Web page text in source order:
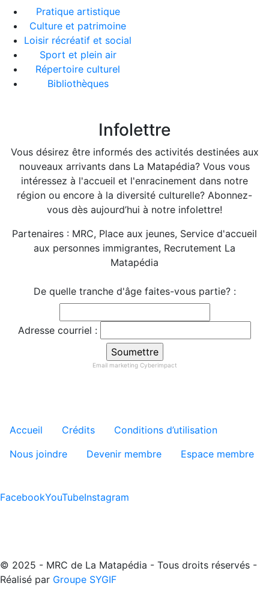
Pratique artistique
Culture et patrimoine
Loisir récréatif et social
Sport et plein air
Répertoire culturel
Bibliothèques
Infolettre
Vous désirez être informés des activités destinées aux
nouveaux arrivants dans La Matapédia? Vous vous
intéressez à l'accueil et l'enracinement dans notre
région ou encore à la diversité culturelle? Abonnez-
vous dès aujourd’hui à notre infolettre!
Partenaires : MRC, Place aux jeunes, Service d'accueil
aux personnes immigrantes, Recrutement La
Matapédia
De quelle tranche d'âge faites-vous partie? :
Adresse courriel :
Email marketing Cyberimpact
Menu tertiaire de pied de
Accueil Crédits
Conditions d’utilisation
Nous joindre
Devenir membre Espace membre
FacebookYouTubeInstagram
© 2025 - MRC de La Matapédia - Tous droits réservés -
Réalisé par Groupe SYGIF